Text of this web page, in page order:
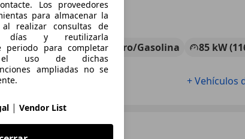
3.630 km Electro/Gasolina
85 kW
+ Vehículos
Los proveedores
para almacenar la
realizar consultas de
días y reutilizarla
periodo para completar
el uso de dichas
ampliadas no se
| Vendor List